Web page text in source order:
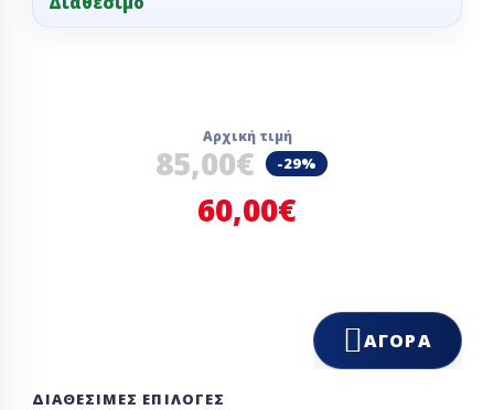
Αρχική τιμή
85,00€ -29%
60,00€
ΑΓΟΡΆ
ΔΙΑΘΈΣΙΜΕΣ ΕΠΙΛΟΓΈΣ